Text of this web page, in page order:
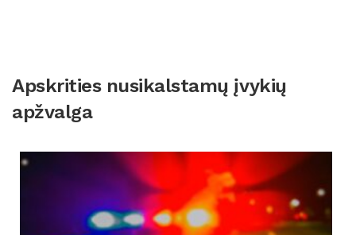
Apskrities nusikalstamų įvykių
apžvalga